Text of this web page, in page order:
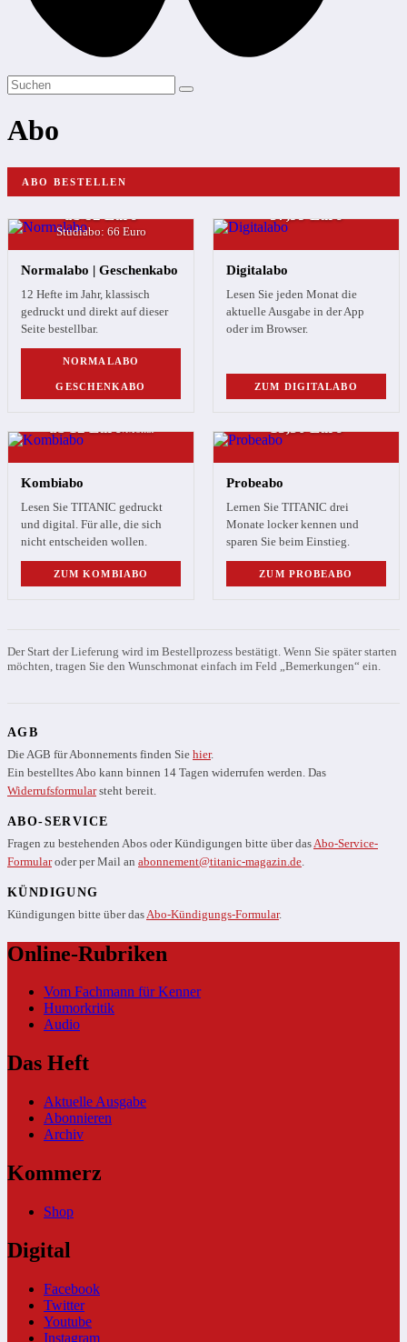
Abo
ABO BESTELLEN
Studiabo: 66 Euro
Normalabo | Geschenkabo
12 Hefte im Jahr, klassisch
gedruckt und direkt auf dieser
Seite bestellbar.
NORMALABO
GESCHENKABO
Digitalabo
Lesen Sie jeden Monat die
aktuelle Ausgabe in der App
oder im Browser.
ZUM DIGITALABO
Kombiabo
Lesen Sie TITANIC gedruckt
und digital. Für alle, die sich
nicht entscheiden wollen.
ZUM KOMBIABO
Probeabo
Lernen Sie TITANIC drei
Monate locker kennen und
sparen Sie beim Einstieg.
ZUM PROBEABO
Der Start der Lieferung wird im Bestellprozess bestätigt. Wenn Sie später starten
möchten, tragen Sie den Wunschmonat einfach im Feld „Bemerkungen“ ein.
AGB
Die AGB für Abonnements finden Sie hier.
Ein bestelltes Abo kann binnen 14 Tagen widerrufen werden. Das
Widerrufsformularsteht bereit.
ABO-SERVICE
Fragen zu bestehenden Abos oder Kündigungen bitte über das Abo-Service-
Formularoder per Mail an abonnement@titanic-magazin.de
KÜNDIGUNG
Kündigungen bitte über das Abo-Kündigungs-Formular.
Online-Rubriken
Vom Fachmann für Kenner
Humorkritik
Audio
Das Heft
Aktuelle Ausgabe
Abonnieren
Archiv
Kommerz
Shop
Digital
Facebook
Twitter
Youtube
Instagram